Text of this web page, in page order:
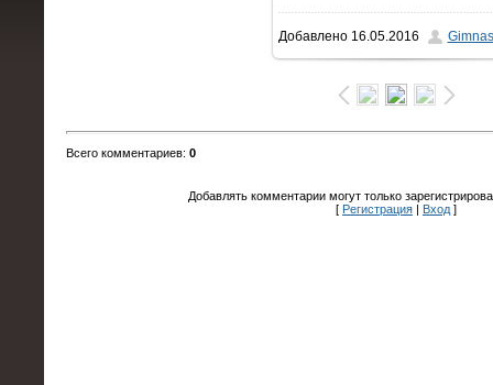
1500x1000/ 938.1Kb
Добавлено16.05.2016
Всего комментариев: 0
Добавлять комментарии могут только
[ Регистрация Вход]